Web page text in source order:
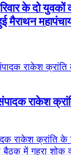
के दो
मैराथन
राकेश
राकेश क्रांति के
में गहरा शोक